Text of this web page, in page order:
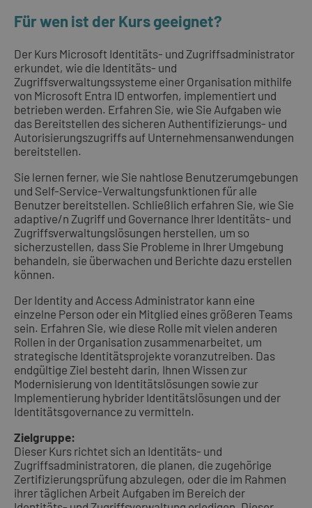
Für wen ist der Kurs geeignet?
Der Kurs Microsoft Identitäts- und Zugriffsadministrator
erkundet, wie die Identitäts- und
Zugriffsverwaltungssysteme einer Organisation mithilfe
von Microsoft Entra ID entworfen, implementiert und
betrieben werden. Erfahren Sie, wie Sie Aufgaben wie
das Bereitstellen des sicheren Authentifizierungs- und
Autorisierungszugriffs auf Unternehmensanwendungen
bereitstellen.
Sie lernen ferner, wie Sie nahtlose Benutzerumgebungen
und Self-Service-Verwaltungsfunktionen für alle
Benutzer bereitstellen. Schließlich erfahren Sie, wie Sie
adaptive/n Zugriff und Governance Ihrer Identitäts- und
Zugriffsverwaltungslösungen herstellen, um so
sicherzustellen, dass Sie Probleme in Ihrer Umgebung
behandeln, sie überwachen und Berichte dazu erstellen
können.
Der Identity and Access Administrator kann eine
einzelne Person oder ein Mitglied eines größeren Teams
sein. Erfahren Sie, wie diese Rolle mit vielen anderen
Rollen in der Organisation zusammenarbeitet, um
strategische Identitätsprojekte voranzutreiben. Das
endgültige Ziel besteht darin, Ihnen Wissen zur
Modernisierung von Identitätslösungen sowie zur
Implementierung hybrider Identitätslösungen und der
Identitätsgovernance zu vermitteln.
Zielgruppe:
Dieser Kurs richtet sich an Identitäts- und
Zugriffsadministratoren, die planen, die zugehörige
Zertifizierungsprüfung abzulegen, oder die im Rahmen
ihrer täglichen Arbeit Aufgaben im Bereich der